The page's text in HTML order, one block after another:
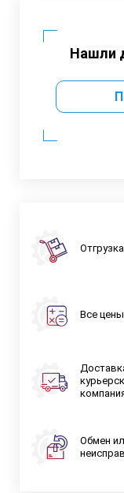
Нашли
Все
Обмен